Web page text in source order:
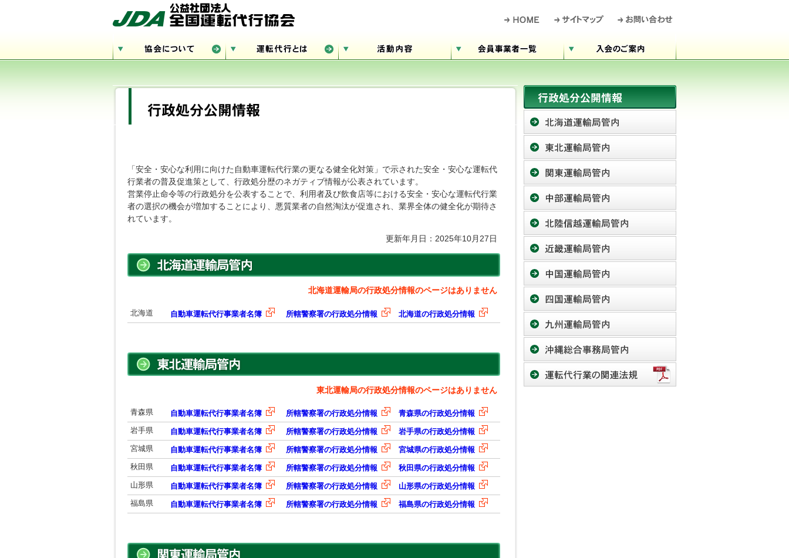
「安全・安心な利用に向けた自動車運転代行業の更なる健全化対策」で示された安全・安心な運転代
行業者の普及促進策として、行政処分歴のネガティブ情報が公表されています。
営業停止命令等の行政処分を公表することで、利用者及び飲食店等における安全・安心な運転代行業
者の選択の機会が増加することにより、悪質業者の自然淘汰が促進され、業界全体の健全化が期待さ
れています。
更新年月日：2025年10月27日
北海道運輸局の行政処分情報のページはありません
北海道 自動車運転代行事業者名簿 所轄警察署の行政処分情報 北海道の行政処分情報
東北運輸局の行政処分情報のページはありません
青森県 自動車運転代行事業者名簿 所轄警察署の行政処分情報
青森県の行政処分情報
岩手県
自動車運転代行事業者名簿 所轄警察署の行政処分情報
岩手県の行政処分情報
宮城県
自動車運転代行事業者名簿 所轄警察署の行政処分情報
宮城県の行政処分情報
秋田県
自動車運転代行事業者名簿 所轄警察署の行政処分情報
秋田県の行政処分情報
山形県
自動車運転代行事業者名簿 所轄警察署の行政処分情報
山形県の行政処分情報
福島県
自動車運転代行事業者名簿 所轄警察署の行政処分情報 福島県の行政処分情報